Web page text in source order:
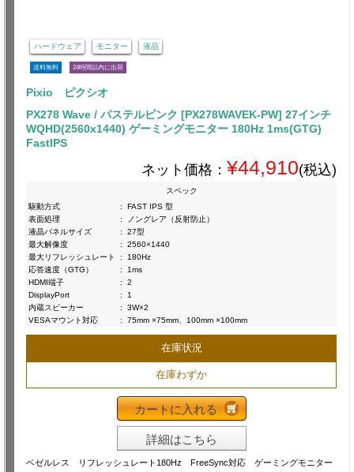
ハードウェア モニター 液晶
送料無料 24時間以内に出荷
Pixio ピクシオ
PX278 Wave / パステルピンク [PX278WAVEK-PW] 27インチ
WQHD(2560x1440) ゲーミングモニター 180Hz 1ms(GTG)
FastIPS
ネット価格： ¥44,910(税込)
スペック
駆動方式
:
FAST IPS 型
表面処理
:
ノングレア（反射防止）
液晶パネルサイズ
:
27型
最大解像度
:
2560×1440
最大リフレッシュレート
:
180Hz
応答速度（GTG）
:
1ms
HDMI端子
:
2
DisplayPort
:
1
内蔵スピーカー
:
3W×2
VESAマウント対応
: 75mm ×75mm、100mm ×100mm
在庫状況
在庫わずか
カートに入れる
詳細はこちら
ベゼルレス リフレッシュレート180Hz FreeSync対応 ゲーミングモニター